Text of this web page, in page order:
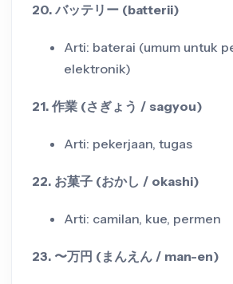
20. バッテリー (batterii)
Arti: baterai (umum untuk
elektronik)
21. 作業 (さぎょう / sagyou)
Arti: pekerjaan, tugas
22. お菓子 (おかし / okashi)
Arti: camilan, kue, permen
23. 〜万円 (まんえん / man-en)